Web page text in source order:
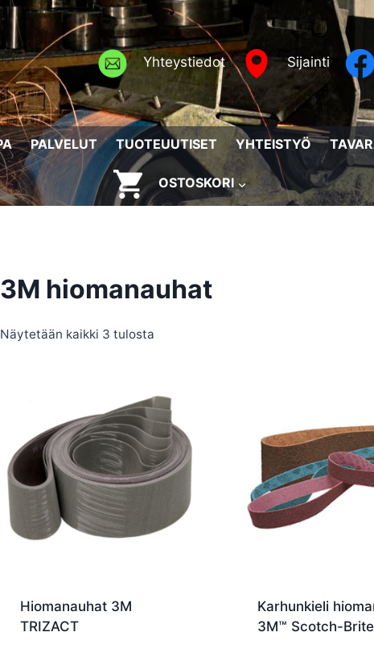
Yhteystiedot Sijainti
PALVELUT TUOTEUUTISET YHTEISTYÖ
OSTOSKORI
3M hiomanauhat
Näytetään kaikki 3 tulosta
Hiomanauhat 3M
TRIZACT
Karhunkieli
3M™ Scotch-Brite